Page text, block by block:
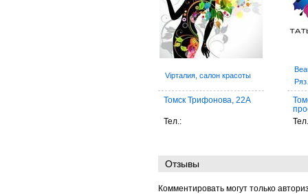
Vipталия, салон красоты
Томск Трифонова, 22А
Тел.:
Отзывы
Комментировать могут только